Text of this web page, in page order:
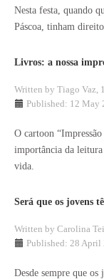
Nesta festa, quando
Páscoa, tinham
Livros: a nossa
Written by Tiago Vaz,
Published: 12 May
O cartoon
importância da leitura
vida.
Será que os jovens
Written by Carolina
Published: 28 April
Desde sempre que os